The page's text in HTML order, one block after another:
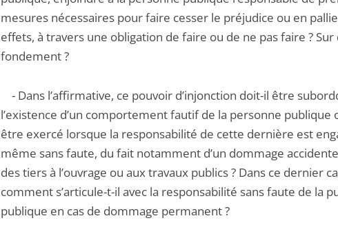
mesures nécessaires pour faire cesser le préjudice ou en
effets, à travers une obligation de faire ou de ne pas faire ? Sur
fondement ?
- Dans l’affirmative, ce pouvoir d’injonction doit-il être
l’existence d’un comportement fautif de la personne publique
être exercé lorsque la responsabilité de cette dernière est
même sans faute, du fait notamment d’un dommage
des tiers à l’ouvrage ou aux travaux publics ? Dans ce dernier
comment s’articule-t-il avec la responsabilité sans faute de la
publique en cas de dommage permanent ?